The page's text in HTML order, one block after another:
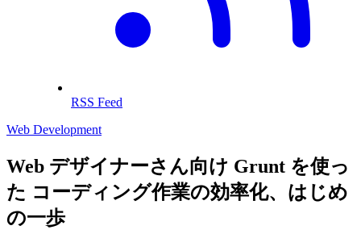
RSS Feed
Web Development
Web デザイナーさん向け Grunt を使っ
た コーディング作業の効率化、はじめ
の一歩